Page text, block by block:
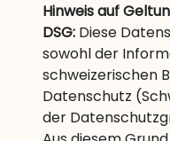
Hinweis auf
DSG: Diese
sowohl der
schweizerischen
Datenschutz
der